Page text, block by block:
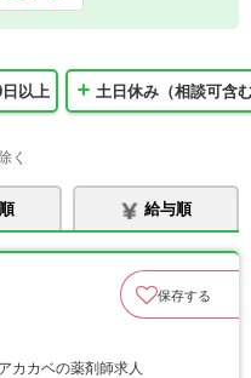
以上 土日休み（相談可含
く
給与順
保存する
カカベの薬剤師求人